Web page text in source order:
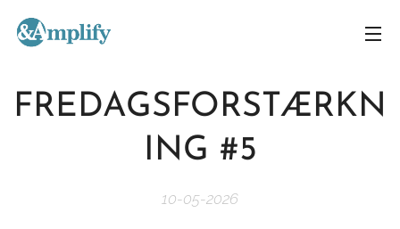
FREDAGSFORSTÆRKN
ING #5
10-05-2026